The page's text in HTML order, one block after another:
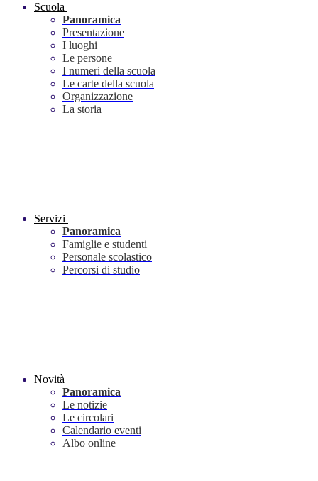
Scuola
Panoramica
Presentazione
I luoghi
Le persone
I numeri della scuola
Le carte della scuola
Organizzazione
La storia
Servizi
Panoramica
Famiglie e studenti
Personale scolastico
Percorsi di studio
Novità
Panoramica
Le notizie
Le circolari
Calendario eventi
Albo online